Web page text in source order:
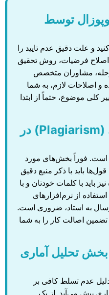
توسط
و علت دقیق عدم تایید را
اصلاح فرضیات، روش تحقیق
مشاوران متخصص
و اصلاحات لازم، به شما
کلی موضوع، حتماً از ابتدا
مشکل: سرقت ادبی (Plagiarism) در
است. فوراً بخش‌های مورد
باید با ذکر منبع دقیق
باید با کلمات خودتان و با
از نرم‌افزارهای
به استاد، ضروری است.
تضمین اصالت کار را به شما
تحلیل آماری
عدم تسلط کافی بر
پیش می‌آید. از یک